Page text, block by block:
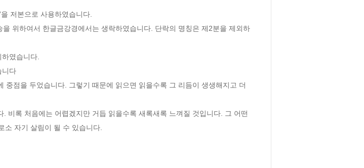
저본으로 사용하였습니다.
위하여서 한글금강경에서는 생락하였습니다. 단락의 명칭은 제2분을 제외하
였습니다.
니다
점을 두었습니다. 그렇기 때문에 읽으면 읽을수록 그 리듬이 생생해지고 더
비록 처음에는 어렵겠지만 거듭 읽을수록 새록새록 느껴질 것입니다. 그 어떤
소 자기 살림이 될 수 있습니다.